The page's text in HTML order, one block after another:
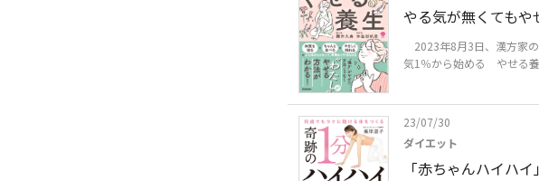
やる気が無くても
2023年8月3日、漢方家
気1％から始める やせる
23/07/30
ダイエット
「赤ちゃんハイハ